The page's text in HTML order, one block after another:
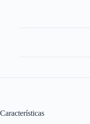
Características